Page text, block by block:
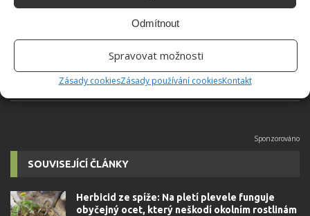
Odmítnout
Spravovat možnosti
Zásady cookiesZásady používání cookiesKontakt
Absolvent České zemědělské
univerzity, který je již od malička
velkým kutilem. V podstatě vše, co je
možné najít v j...[Více o autorovi]
SOUVISEJÍCÍ ČLÁNKY
Herbicid ze spíže: Na pletí plevele funguje
obyčejný ocet, který neškodí okolním rostlinám